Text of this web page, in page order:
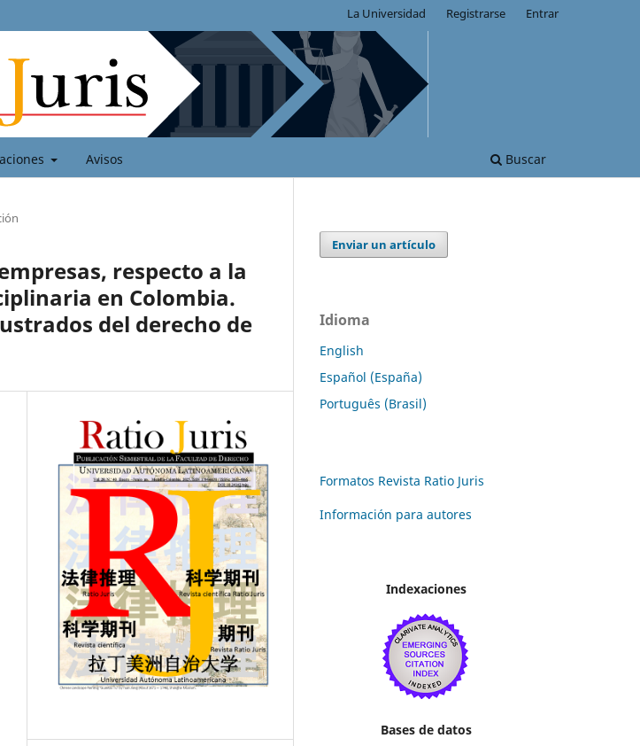
Avisos Buscar
La Universidad Registrarse Entrar
respecto a la
en Colombia.
del derecho de
Enviar un artículo
Idioma
English
Español (España)
Português (Brasil)
Formatos Revista Ratio Juris
Información para autores
Indexaciones
Bases de datos